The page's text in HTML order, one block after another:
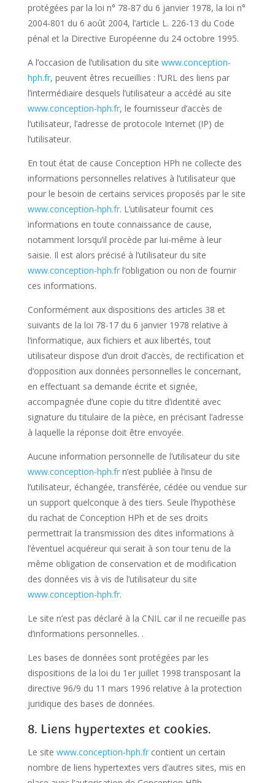
protégées par la loi n° 78-87 du 6 janvier 1978, la loi n°
2004-801 du 6 août 2004, l’article L. 226-13 du Code
pénal et la Directive Européenne du 24 octobre 1995.
A l’occasion de l’utilisation du site www.conception-
hph.fr, peuvent êtres recueillies : l’URL des liens par
l’intermédiaire desquels l’utilisateur a accédé au site
www.conception-hph.fr, le fournisseur d’accès de
l’utilisateur, l’adresse de protocole Internet (IP) de
l’utilisateur.
En tout état de cause Conception HPh ne collecte des
informations personnelles relatives à l’utilisateur que
pour le besoin de certains services proposés par le site
www.conception-hph.fr. L’utilisateur fournit ces
informations en toute connaissance de cause,
notamment lorsqu’il procède par lui-même à leur
saisie. Il est alors précisé à l’utilisateur du site
www.conception-hph.frl’obligation ou non de fournir
ces informations.
Conformément aux dispositions des articles 38 et
suivants de la loi 78-17 du 6 janvier 1978 relative à
l’informatique, aux fichiers et aux libertés, tout
utilisateur dispose d’un droit d’accès, de rectification et
d’opposition aux données personnelles le concernant,
en effectuant sa demande écrite et signée,
accompagnée d’une copie du titre d’identité avec
signature du titulaire de la pièce, en précisant l’adresse
à laquelle la réponse doit être envoyée.
Aucune information personnelle de l’utilisateur du site
www.conception-hph.frn’est publiée à l’insu de
l’utilisateur, échangée, transférée, cédée ou vendue sur
un support quelconque à des tiers. Seule l’hypothèse
du rachat de Conception HPh et de ses droits
permettrait la transmission des dites informations à
l’éventuel acquéreur qui serait à son tour tenu de la
même obligation de conservation et de modification
des données vis à vis de l’utilisateur du site
www.conception-hph.fr.
Le site n’est pas déclaré à la CNIL car il ne recueille pas
d’informations personnelles. .
Les bases de données sont protégées par les
dispositions de la loi du 1er juillet 1998 transposant la
directive 96/9 du 11 mars 1996 relative à la protection
juridique des bases de données.
8. Liens hypertextes et cookies.
Le site www.conception-hph.frcontient un certain
nombre de liens hypertextes vers d’autres sites, mis en